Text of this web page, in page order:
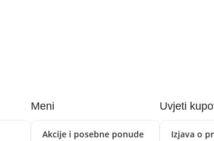
Meni
Akcije i posebne ponude
Uvjeti
Izjava o